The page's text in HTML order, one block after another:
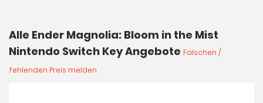
Alle Ender Magnolia: Bloom in the Mist
Nintendo Switch Key Angebote Falschen /
fehlenden Preis melden